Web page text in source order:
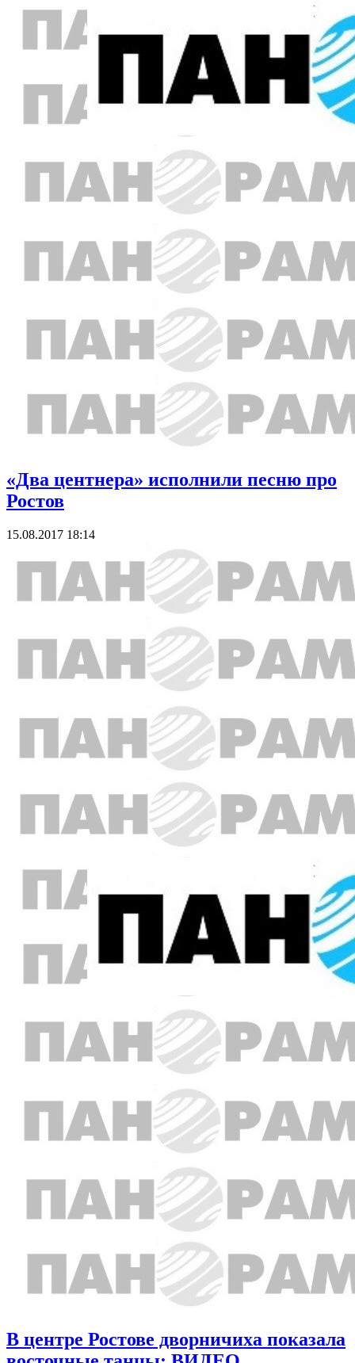
«Два центнера» исполнили песню про
Ростов
15.08.2017 18:14
В центре Ростове дворничиха показала